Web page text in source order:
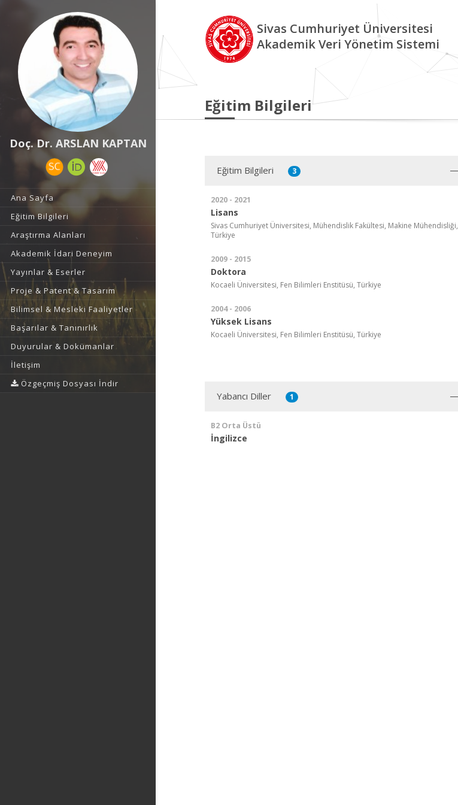
Doç. Dr. ARSLAN KAPTAN
Ana Sayfa
Eğitim Bilgileri
Araştırma Alanları
Akademik İdari Deneyim
Yayınlar & Eserler
Proje & Patent & Tasarım
Bilimsel & Mesleki Faaliyetler
Başarılar & Tanınırlık
Duyurular & Dokümanlar
İletişim
Özgeçmiş Dosyası İndir
Sivas Cumhuriyet Üniversitesi
Akademik Veri Yönetim Sistemi
Eğitim Bilgileri
Eğitim Bilgileri 3
2020 - 2021
Lisans
Sivas Cumhuriyet Üniversitesi, Mühendislik Fakültesi, Makine Mühendisliği,
Türkiye
2009 - 2015
Doktora
Kocaeli Üniversitesi, Fen Bilimleri Enstitüsü, Türkiye
2004 - 2006
Yüksek Lisans
Kocaeli Üniversitesi, Fen Bilimleri Enstitüsü, Türkiye
Yabancı Diller 1
B2 Orta Üstü
İngilizce